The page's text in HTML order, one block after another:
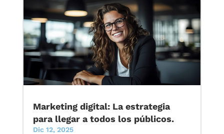
Marketing digital: La estrategia
para llegar a todos los públicos.
Dic 12, 2025